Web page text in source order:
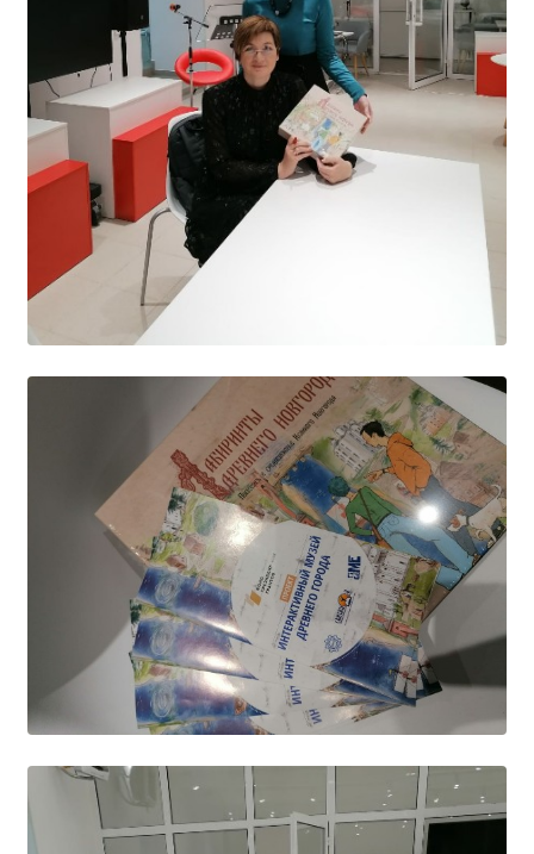
Дополнительное образование
Информационная безопасность
Информация для детей-сирот
Памятные даты военной истории
Пожарная безопасность
Программа воспитания
Противодействие терроризму
Профилактическая работа
Работа педагога-психолога
Студенческий совет
Студенческий спортивный клуб
МЕТОДИЧЕСКАЯ РАБОТА
В помощь педагогам и мастерам ПО
История нашего техникума
Фотографии техникума
ПОЛЕЗНЫЕ ССЫЛКИ
РФ
Главное управление по контролю за оборотом
наркотиков